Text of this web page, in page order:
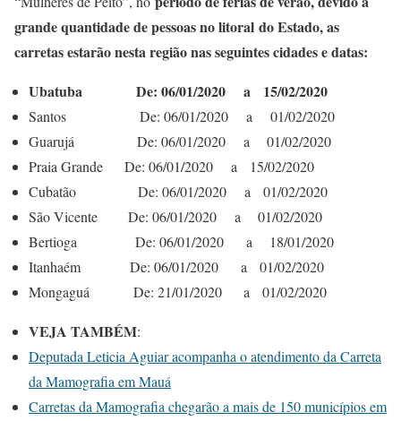
grande quantidade de pessoas no litoral do Estado, as
carretas estarão nesta região nas seguintes cidades e datas:
Ubatuba
De: 06/01/2020 a 15/02/2020
Santos De: 06/01/2020 a 01/02/2020
Guarujá De: 06/01/2020 a 01/02/2020
Praia Grande De: 06/01/2020 a 15/02/2020
Cubatão De: 06/01/2020 a 01/02/2020
São Vicente De: 06/01/2020 a 01/02/2020
Bertioga De: 06/01/2020 a 18/01/2020
Itanhaém De: 06/01/2020 a 01/02/2020
Mongaguá De: 21/01/2020 a 01/02/2020
VEJA TAMBÉM:
Deputada Leticia Aguiar acompanha o atendimento da Carreta
da Mamografia em Mauá
Carretas da Mamografia chegarão a mais de 150 municípios em